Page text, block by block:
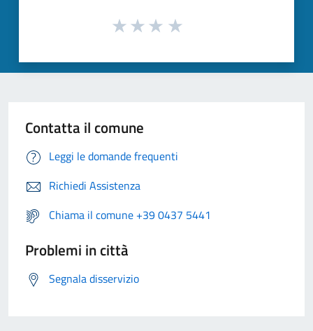
Contatta il comune
Leggi le domande frequenti
Richiedi Assistenza
Chiama il comune +39 0437 5441
Problemi in città
Segnala disservizio